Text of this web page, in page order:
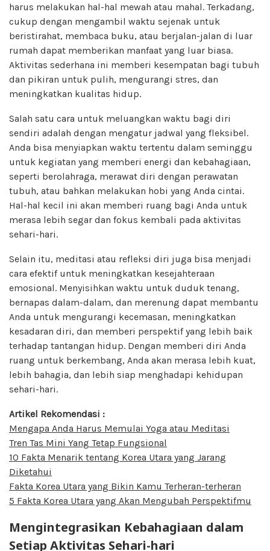
harus melakukan hal-hal mewah atau mahal. Terkadang,
cukup dengan mengambil waktu sejenak untuk
beristirahat, membaca buku, atau berjalan-jalan di luar
rumah dapat memberikan manfaat yang luar biasa.
Aktivitas sederhana ini memberi kesempatan bagi tubuh
dan pikiran untuk pulih, mengurangi stres, dan
meningkatkan kualitas hidup.
Salah satu cara untuk meluangkan waktu bagi diri
sendiri adalah dengan mengatur jadwal yang fleksibel.
Anda bisa menyiapkan waktu tertentu dalam seminggu
untuk kegiatan yang memberi energi dan kebahagiaan,
seperti berolahraga, merawat diri dengan perawatan
tubuh, atau bahkan melakukan hobi yang Anda cintai.
Hal-hal kecil ini akan memberi ruang bagi Anda untuk
merasa lebih segar dan fokus kembali pada aktivitas
sehari-hari.
Selain itu, meditasi atau refleksi diri juga bisa menjadi
cara efektif untuk meningkatkan kesejahteraan
emosional. Menyisihkan waktu untuk duduk tenang,
bernapas dalam-dalam, dan merenung dapat membantu
Anda untuk mengurangi kecemasan, meningkatkan
kesadaran diri, dan memberi perspektif yang lebih baik
terhadap tantangan hidup. Dengan memberi diri Anda
ruang untuk berkembang, Anda akan merasa lebih kuat,
lebih bahagia, dan lebih siap menghadapi kehidupan
sehari-hari.
Artikel Rekomendasi :
Mengapa Anda Harus Memulai Yoga atau Meditasi
Tren Tas Mini Yang Tetap Fungsional
10 Fakta Menarik tentang Korea Utara yang Jarang
Diketahui
Fakta Korea Utara yang Bikin Kamu Terheran-terheran
5 Fakta Korea Utara yang Akan Mengubah Perspektifmu
Mengintegrasikan Kebahagiaan dalam
Setiap Aktivitas Sehari-hari